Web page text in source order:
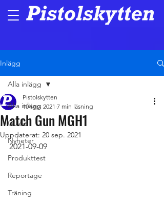
Inlägg
Alla inlägg
Guide
Nyheter
Produkttest
Reportage
Träning
Alla inlägg
Match Gun MGH1
Pistolskytten
10 sep. 2021 7 min läsning
Uppdaterat: 20 sep. 2021
2021-09-09